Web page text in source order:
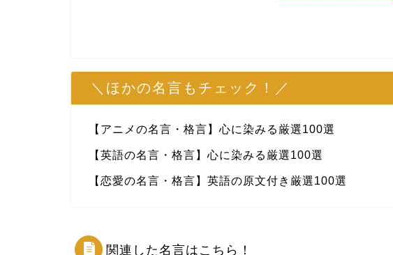
＼ほかの名言もチェック！／
【アニメの名言・格言】心に染みる厳選100選
【英語の名言・格言】心に染みる厳選100選
【恋愛の名言・格言】英語の原文付き厳選100選
関連した名言はこちら！